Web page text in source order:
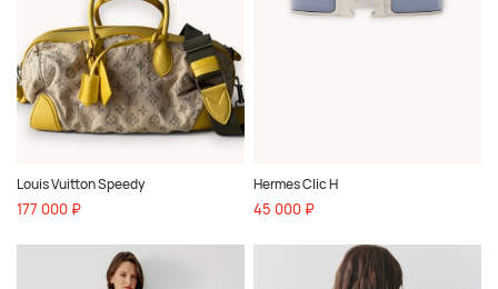
Louis Vuitton Speedy
177 000 ₽
Hermes Clic H
45 000 ₽